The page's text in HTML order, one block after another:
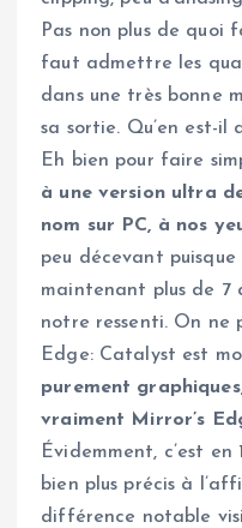
Pas non plus de quoi
faut admettre les
dans une très bonne
sa sortie. Qu’en est-il
Eh bien pour faire
à une version ultra
nom sur PC, à nos
peu décevant
maintenant plus de 7
notre ressenti. On ne
Edge: Catalyst est
purement
vraiment Mirror’s
Évidemment, c’est
bien plus précis à
différence notable